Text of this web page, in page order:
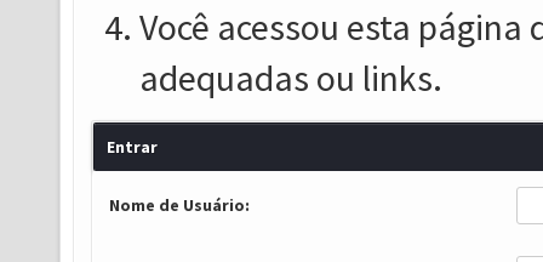
Você acessou esta
adequadas ou links.
Entrar
Nome de Usuário: